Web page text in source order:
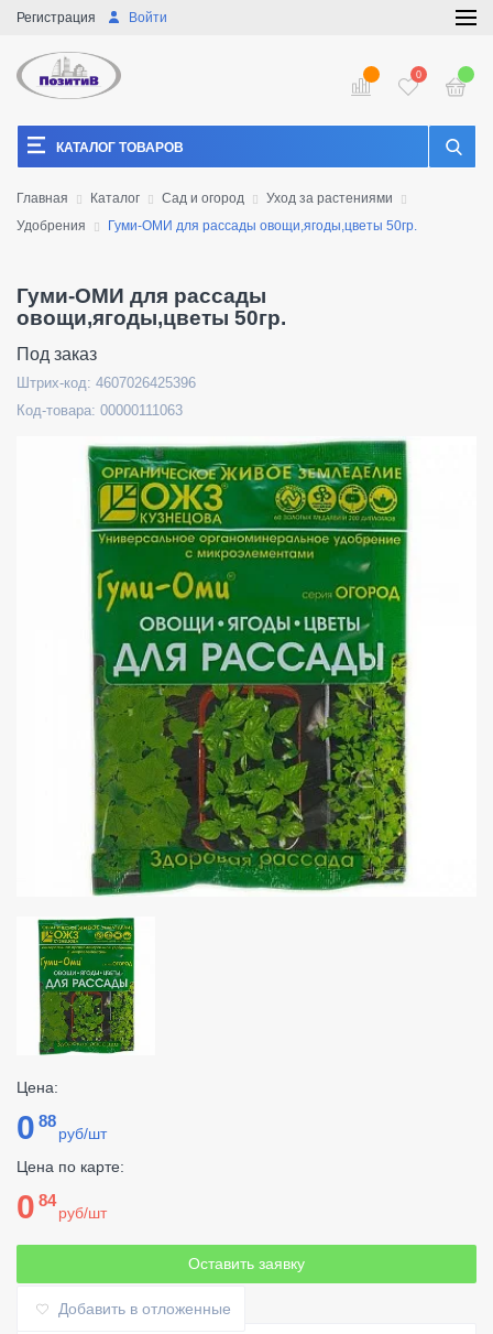
Войти
Регистрация
0
КАТАЛОГ ТОВАРОВ
Главная Каталог Сад и огород
Уход за растениями
Удобрения
Гуми-ОМИ для рассады овощи,ягоды,цветы 50гр.
Гуми-ОМИ для рассады
овощи,ягоды,цветы 50гр.
Под заказ
Штрих-код: 4607026425396
Код-товара: 00000111063
Цена:
0 88
руб/шт
Цена по карте:
0 84
руб/шт
Оставить заявку
Добавить в отложенные